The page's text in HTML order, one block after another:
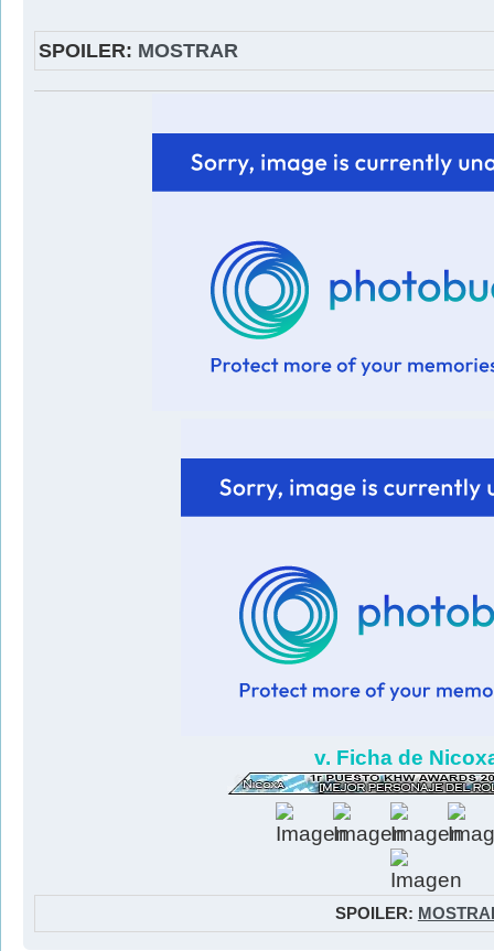
SPOILER: MOSTRAR
v. Ficha de
SPOILER: